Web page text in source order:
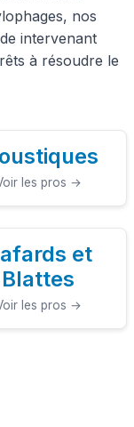
nos
intervenant
à résoudre le
les pros →
et
Blattes
les pros →